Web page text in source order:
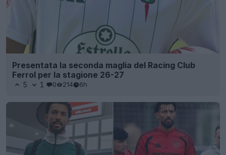
Presentata la seconda maglia del Racing Club
Ferrol per la stagione 26-27
5 1 0 214 6h